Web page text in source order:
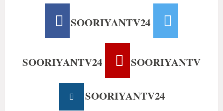
SOORIYANTV24
SOORIYANTV24 SOORIYANTV
SOORIYANTV24